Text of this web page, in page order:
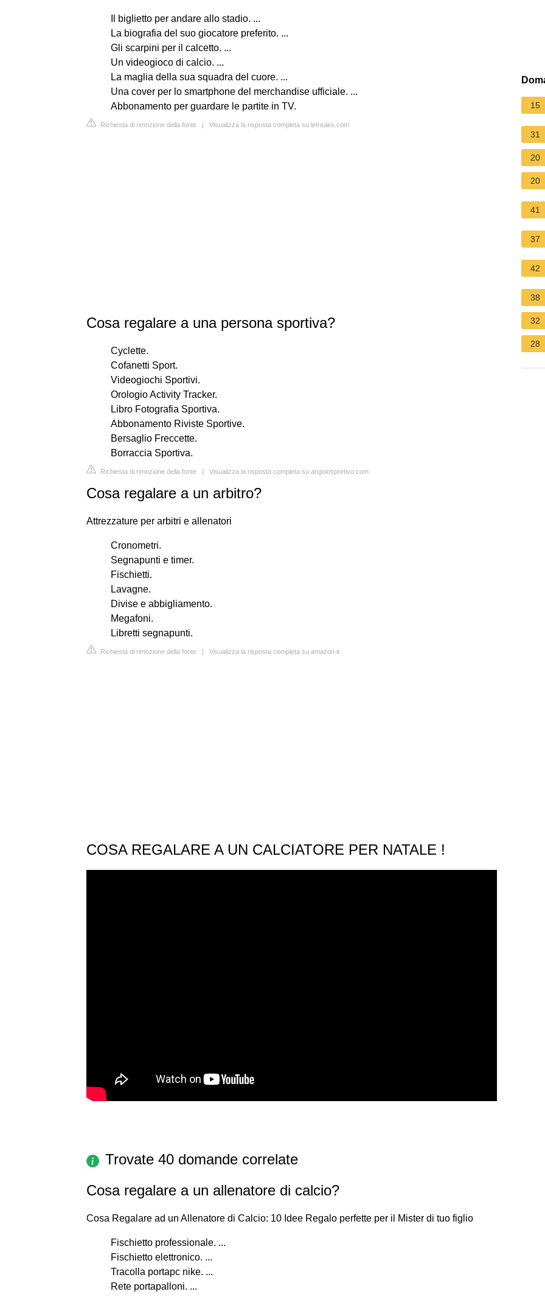
Il biglietto per andare allo stadio. ...
La biografia del suo giocatore preferito. ...
Gli scarpini per il calcetto. ...
Un videogioco di calcio. ...
La maglia della sua squadra del cuore. ...
Una cover per lo smartphone del merchandise ufficiale. ...
Abbonamento per guardare le partite in TV.
Richiesta di rimozione della fonte | Visualizza la risposta completa su lefreaks.com
Cosa regalare a una persona sportiva?
Cyclette.
Cofanetti Sport.
Videogiochi Sportivi.
Orologio Activity Tracker.
Libro Fotografia Sportiva.
Abbonamento Riviste Sportive.
Bersaglio Freccette.
Borraccia Sportiva.
Richiesta di rimozione della fonte | Visualizza la risposta completa su angolosportivo.com
Cosa regalare a un arbitro?
Attrezzature per arbitri e allenatori
Cronometri.
Segnapunti e timer.
Fischietti.
Lavagne.
Divise e abbigliamento.
Megafoni.
Libretti segnapunti.
Richiesta di rimozione della fonte | Visualizza la risposta completa su amazon.it
COSA REGALARE A UN CALCIATORE PER NATALE !
Trovate 40 domande correlate
Cosa regalare a un allenatore di calcio?
Cosa Regalare ad un Allenatore di Calcio: 10 Idee Regalo perfette per il Mister di tuo figlio
Fischietto professionale. ...
Fischietto elettronico. ...
Tracolla portapc nike. ...
Rete portapalloni. ...
15
31
20
20
41
37
42
38
32
28